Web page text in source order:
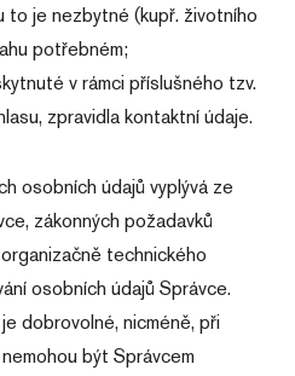
to je nezbytné (kupř. životního
potřebném;
v rámci příslušného tzv.
zpravidla kontaktní údaje.
osobních údajů vyplývá ze
zákonných požadavků
technického
osobních údajů Správce.
dobrovolné, nicméně, při
být Správcem